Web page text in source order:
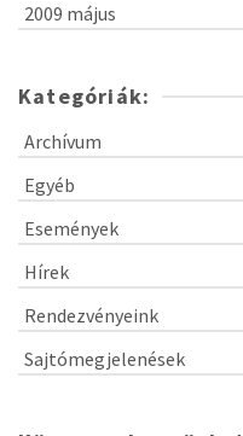
2009 május
Kategóriák:
Archívum
Egyéb
Események
Hírek
Rendezvényeink
Sajtómegjelenések